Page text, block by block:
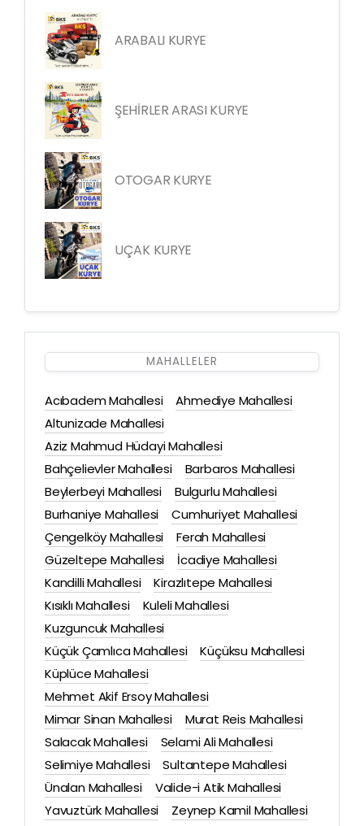
ARABALI KURYE
ŞEHİRLER ARASI KURYE
OTOGAR KURYE
UÇAK KURYE
MAHALLELER
Acıbadem Mahallesi
Ahmediye Mahallesi
Altunizade Mahallesi
Aziz Mahmud Hüdayi Mahallesi
Bahçelievler Mahallesi
Barbaros Mahallesi
Beylerbeyi Mahallesi
Bulgurlu Mahallesi
Burhaniye Mahallesi
Cumhuriyet Mahallesi
Çengelköy Mahallesi
Ferah Mahallesi
Güzeltepe Mahallesi
İcadiye Mahallesi
Kandilli Mahallesi
Kirazlıtepe Mahallesi
Kısıklı Mahallesi
Kuleli Mahallesi
Kuzguncuk Mahallesi
Küçük Çamlıca Mahallesi
Küçüksu Mahallesi
Küplüce Mahallesi
Mehmet Akif Ersoy Mahallesi
Mimar Sinan Mahallesi
Murat Reis Mahallesi
Salacak Mahallesi
Selami Ali Mahallesi
Selimiye Mahallesi
Sultantepe Mahallesi
Ünalan Mahallesi
Valide-i Atik Mahallesi
Yavuztürk Mahallesi
Zeynep Kamil Mahallesi